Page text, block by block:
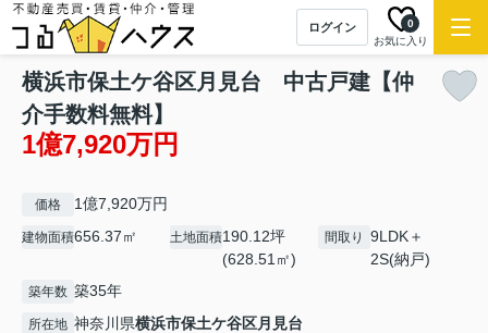
ログイン
お気に入り
0
横浜市保土ケ谷区月見台 中古戸建【仲
介手数料無料】
1億7,920万円
価格 1億7,920万円
建物面積656.37㎡ 土地面積190.12坪
(628.51㎡)
間取り
9LDK＋
2S(納戸)
築年数 築35年
所在地 神奈川県横浜市保土ケ谷区月見台